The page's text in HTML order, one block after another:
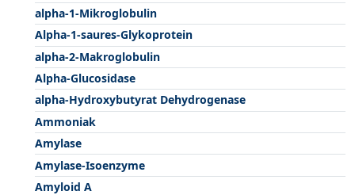
alpha-1-Mikroglobulin
Alpha-1-saures-Glykoprotein
alpha-2-Makroglobulin
Alpha-Glucosidase
alpha-Hydroxybutyrat Dehydrogenase
Ammoniak
Amylase
Amylase-Isoenzyme
Amyloid A